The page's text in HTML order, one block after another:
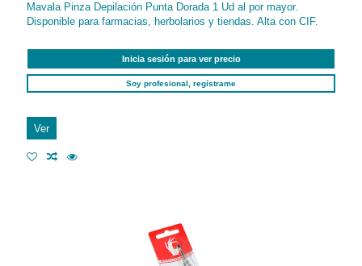
Mavala Pinza Depilación Punta Dorada 1 Ud al por mayor.
Disponible para farmacias, herbolarios y tiendas. Alta con CIF.
Inicia sesión para ver precio
Soy profesional, regístrame
Ver